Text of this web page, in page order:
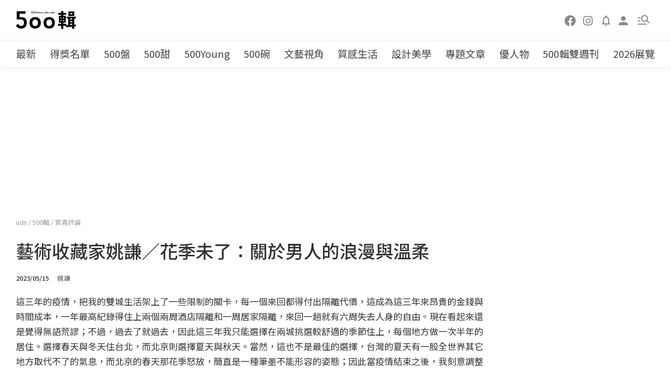
最新 得獎名單 500盤 500甜 500Young 500碗 文藝視角 質感生活 設計美學 專題文章 優人物 500輯雙週刊 2026展覽
udn /500輯 / 質青評論
藝術收藏家姚謙／花季未了：關於男人的浪漫與溫柔
2023/05/15 姚謙
這三年的疫情，把我的雙城生活架上了一些限制的關卡，每一個來回都得付出隔離代價，這成為這三年來昂貴的金錢與
時間成本，一年最高紀錄得住上兩個兩周酒店隔離和一周居家隔離，來回一趟就有六周失去人身的自由。現在看起來還
是覺得無語荒謬；不過，過去了就過去，因此這三年我只能選擇在兩城挑選較舒適的季節住上，每個地方做一次半年的
居住。選擇春天與冬天住台北，而北京則選擇夏天與秋天。當然，這也不是最佳的選擇，台灣的夏天有一股全世界其它
地方取代不了的氣息，而北京的春天那花季怒放，簡直是一種筆墨不能形容的姿態；因此當疫情結束之後，我刻意調整